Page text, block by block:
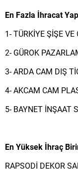
En Fazla İhracat
1- TÜRKİYE ŞİŞE
2- GÜROK
3- ARDA CAM DIŞ
4- AKCAM CAM
5- BAYNET İNŞAAT
En Yüksek İhraç
RAPSODİ DEKOR